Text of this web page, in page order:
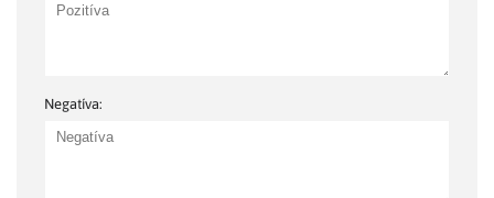
Negatíva: